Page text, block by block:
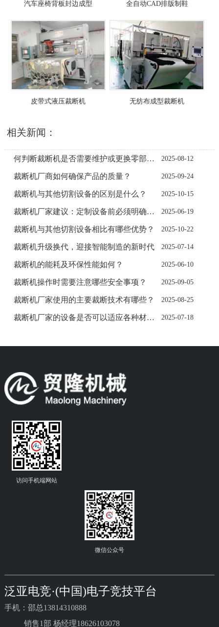
汽车座椅背板封边成型 全自动CAD排版制鞋
皮带式液压裁断机 无纺布成型裁断机
相关新闻：
何判断裁断机是否需要维护或更换零部件？ 2025-08-12
裁断机厂商如何确保产品的质量？ 2025-09-24
裁断机与其他切割设备的区别是什么？ 2025-10-15
裁断机厂家建议：定制设备前必须明确这5项需求 2025-06-19
裁断机与其他切割设备相比有哪些优势？ 2025-10-22
裁断机升级换代，迎接智能制造的新时代 2025-07-14
裁断机的能耗及环保性能如何？ 2025-06-10
裁断机操作时需要注意哪些安全事项？ 2025-09-05
裁断机厂家使用的主要裁断技术有哪些？ 2025-08-25
裁断机厂家的设备是否可以适应各种材料的切割 2025-07-18
访问手机端网站
微信公众号
泛亚电竞·(中国)电子竞技平台
手机：邵总13814310888
销售1部 杨经理18626103078